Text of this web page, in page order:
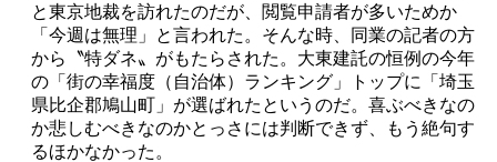
と東京地裁を訪れたのだが、閲覧申請者が多いためか
「今週は無理」と言われた。そんな時、同業の記者の方
から〝特ダネ〟がもたらされた。大東建託の恒例の今年
の「街の幸福度（自治体）ランキング」トップに「埼玉
県比企郡鳩山町」が選ばれたというのだ。喜ぶべきなの
か悲しむべきなのかとっさには判断できず、もう絶句す
るほかなかった。